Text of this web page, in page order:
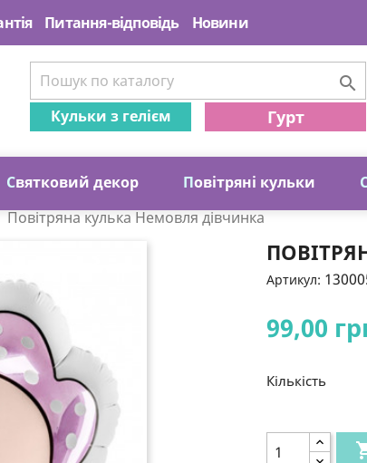
Питання-відповідь Новини
Святковий декор Повітряні кульки

Кульки з гелієм Гурт
Повітряна кулька Немовля дівчинка
Артикул:
99,00
Кількість